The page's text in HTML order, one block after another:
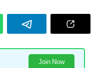
Join Now